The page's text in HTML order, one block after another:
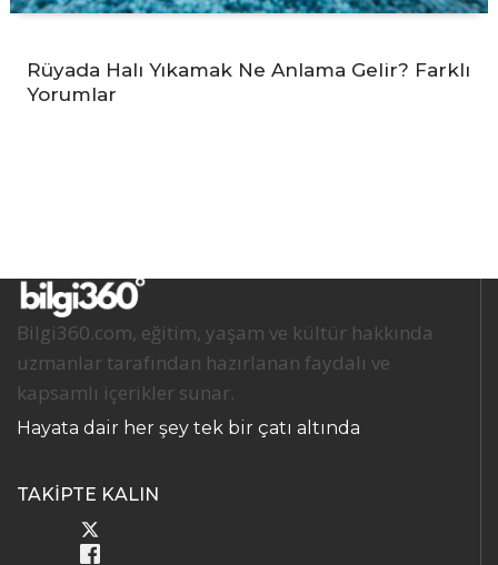
Rüyada Halı Yıkamak Ne Anlama Gelir? Farklı
Yorumlar
Bilgi360.com, eğitim, yaşam ve kültür hakkında
uzmanlar tarafından hazırlanan faydalı ve
kapsamlı içerikler sunar.
Hayata dair her şey tek bir çatı altında
TAKİPTE KALIN